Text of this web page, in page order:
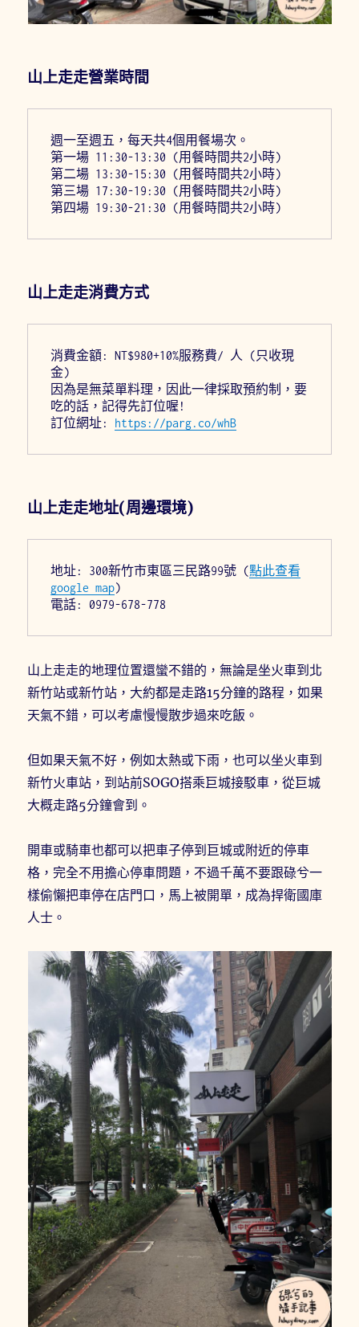
山上走走營業時間
週一至週五，每天共4個用餐場次。
第一場 11:30-13:30 (用餐時間共2小時)
第二場 13:30-15:30 (用餐時間共2小時)
第三場 17:30-19:30 (用餐時間共2小時)
第四場 19:30-21:30 (用餐時間共2小時)
山上走走消費方式
消費金額: NT$980+10%服務費/ 人 (只收現
金)
因為是無菜單料理，因此一律採取預約制，要
吃的話，記得先訂位喔!
訂位網址: https://parg.co/whB
山上走走地址(周邊環境)
地址: 300新竹市東區三民路99號 (點此查看
google map)
電話: 0979-678-778
山上走走的地理位置還蠻不錯的，無論是坐火車到北
新竹站或新竹站，大約都是走路15分鐘的路程，如果
天氣不錯，可以考慮慢慢散步過來吃飯。
但如果天氣不好，例如太熱或下雨，也可以坐火車到
新竹火車站，到站前SOGO搭乘巨城接駁車，從巨城
大概走路5分鐘會到。
開車或騎車也都可以把車子停到巨城或附近的停車
格，完全不用擔心停車問題，不過千萬不要跟碌兮一
樣偷懶把車停在店門口，馬上被開單，成為捍衛國庫
人士。